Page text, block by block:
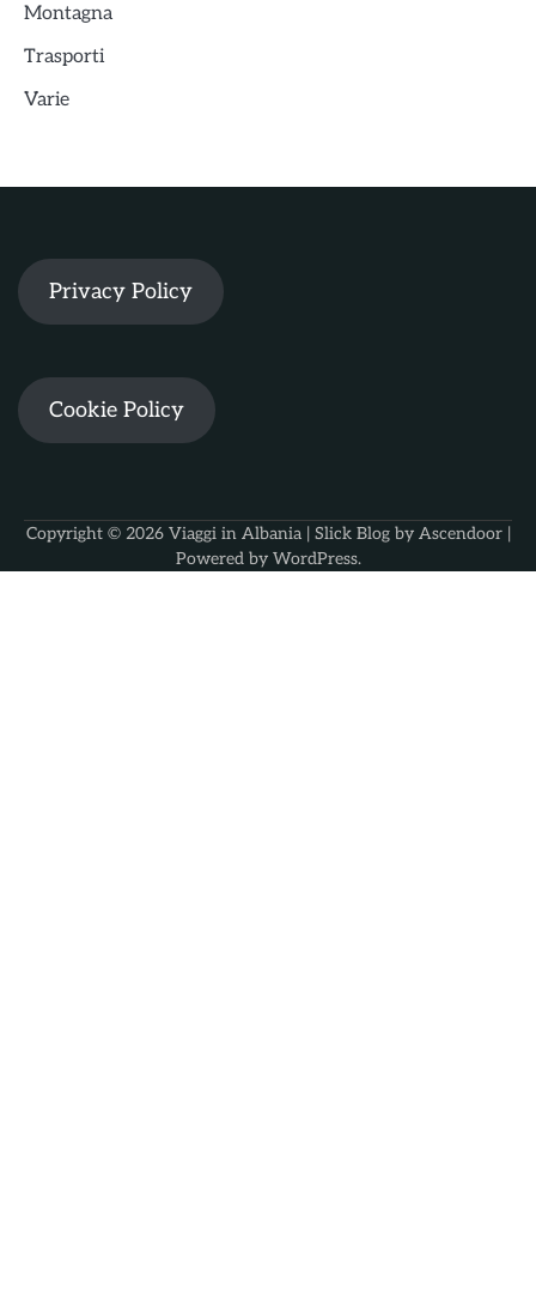
Montagna
Trasporti
Varie
Privacy Policy
Cookie Policy
Copyright © 2026 Viaggi in Albania| Slick Blog by Ascendoor|
Powered by WordPress.